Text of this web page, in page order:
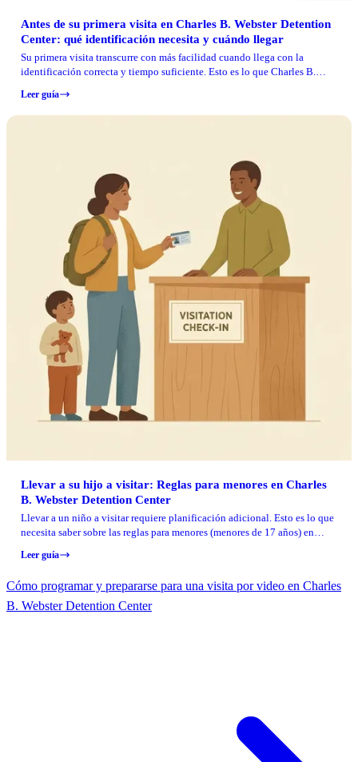
Antes de su primera visita en Charles B. Webster Detention
Center: qué identificación necesita y cuándo llegar
Su primera visita transcurre con más facilidad cuando llega con la
identificación correcta y tiempo suficiente. Esto es lo que Charles B.
visitas.
Leer guía
Llevar a su hijo a visitar: Reglas para menores en Charles
B. Webster Detention Center
Llevar a un niño a visitar requiere planificación adicional. Esto es lo que
necesita saber sobre las reglas para menores (menores de 17 años) en
entrada.
Leer guía
Cómo programar y prepararse para una visita por video en Charles
B. Webster Detention Center